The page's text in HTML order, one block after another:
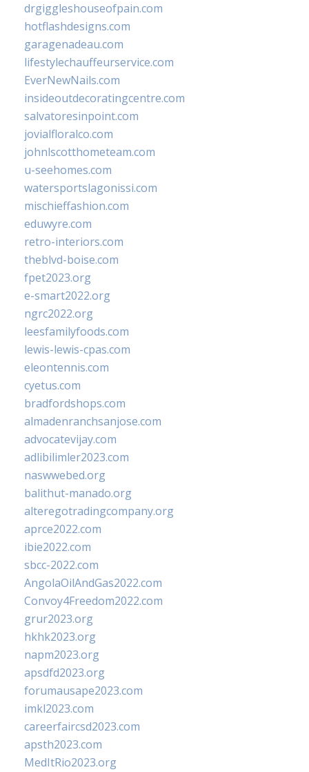
drgiggleshouseofpain.com
hotflashdesigns.com
garagenadeau.com
lifestylechauffeurservice.com
EverNewNails.com
insideoutdecoratingcentre.com
salvatoresinpoint.com
jovialfloralco.com
johnlscotthometeam.com
u-seehomes.com
watersportslagonissi.com
mischieffashion.com
eduwyre.com
retro-interiors.com
theblvd-boise.com
fpet2023.org
e-smart2022.org
ngrc2022.org
leesfamilyfoods.com
lewis-lewis-cpas.com
eleontennis.com
cyetus.com
bradfordshops.com
almadenranchsanjose.com
advocatevijay.com
adlibilimler2023.com
naswwebed.org
balithut-manado.org
alteregotradingcompany.org
aprce2022.com
ibie2022.com
sbcc-2022.com
AngolaOilAndGas2022.com
Convoy4Freedom2022.com
grur2023.org
hkhk2023.org
napm2023.org
apsdfd2023.org
forumausape2023.com
imkl2023.com
careerfaircsd2023.com
apsth2023.com
MedItRio2023.org